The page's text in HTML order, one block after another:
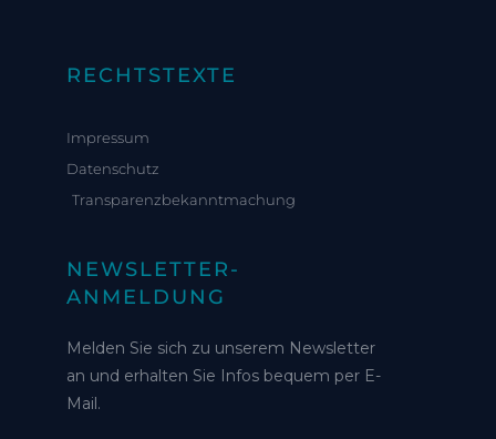
RECHTSTEXTE
Impressum
Datenschutz
Transparenzbekanntmachung
NEWSLETTER-
ANMELDUNG
Melden Sie sich zu unserem Newsletter
an und erhalten Sie Infos bequem per E-
Mail.